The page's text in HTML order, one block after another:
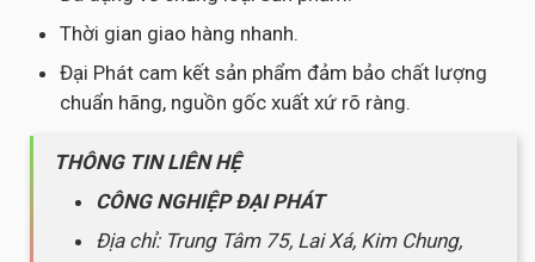
Thời gian giao hàng nhanh.
Đại Phát cam kết sản phẩm đảm bảo chất lượng
chuẩn hãng, nguồn gốc xuất xứ rõ ràng.
THÔNG TIN LIÊN HỆ
CÔNG NGHIỆP ĐẠI PHÁT
Địa chỉ: Trung Tâm 75, Lai Xá, Kim Chung,